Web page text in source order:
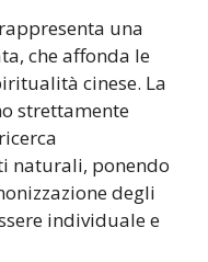
una
che affonda le
cinese. La
strettamente
naturali, ponendo
degli
individuale e